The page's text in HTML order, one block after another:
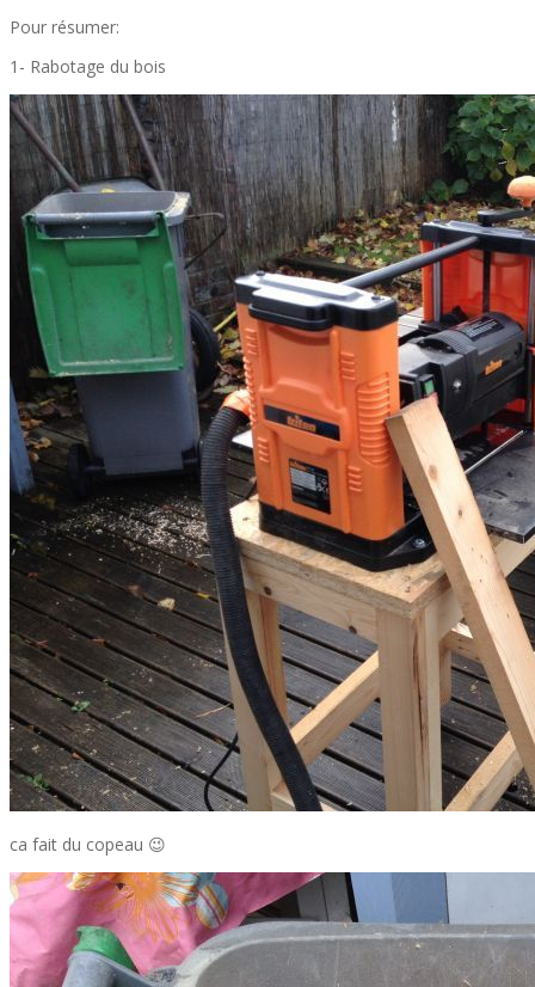
Pour résumer:
1- Rabotage du bois
ca fait du copeau 😉